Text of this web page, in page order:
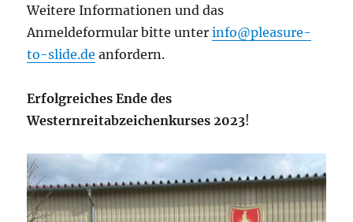
Weitere Informationen und das
Anmeldeformular bitte unterinfo@pleasure-
to-slide.de anfordern.
Erfolgreiches Ende des
Westernreitabzeichenkurses 2023!